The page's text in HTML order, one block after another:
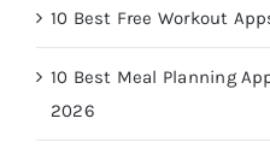
10 Best Free Workout
10 Best Meal Planning
2026